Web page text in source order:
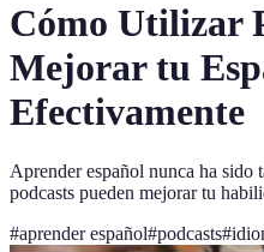
Cómo Utilizar
Mejorar tu
Efectivamente
Aprender español nunca ha sido
podcasts pueden mejorar tu
#aprender español#podcasts#